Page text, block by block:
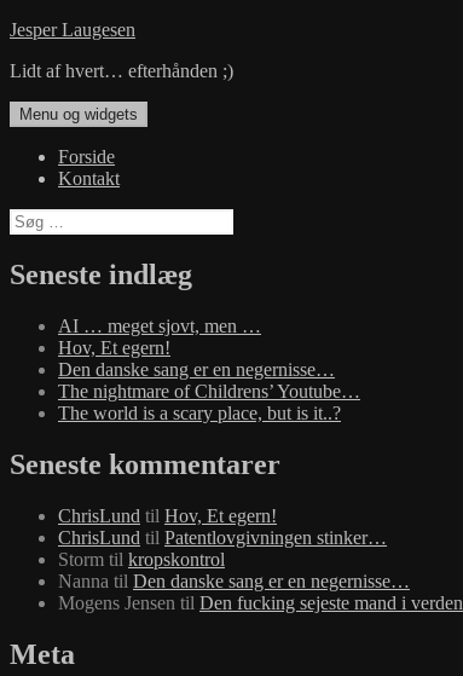
Hop
indhold
Jesper Laugesen
Lidt af hvert… efterhånden ;)
Menu og widgets
Forside
Kontakt
Søg
efter:
Seneste indlæg
AI … meget sjovt, men …
Hov, Et egern!
Den danske sang er en negernisse…
The nightmare of Childrens’ Youtube…
The world is a scary place, but is it..?
Seneste kommentarer
ChrisLund til Hov, Et egern!
ChrisLund til Patentlovgivningen stinker…
Storm til kropskontrol
Nanna til Den danske sang er en negernisse…
Mogens Jensen til Den fucking sejeste mand i verden
Meta